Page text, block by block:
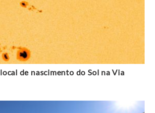
de nascimento do Sol na Via